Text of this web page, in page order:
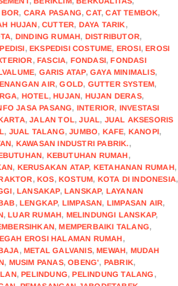
BOR, CARA PASANG,CAT,CAT TEMBOK,
HUJAN,CUTTER, DAYA TARIK,
, DINDING RUMAH, DISTRIBUTOR,
,EKSPEDISI COSTUME, EROSI,EROSI
,FASCIA, FONDASI,FONDASI
, GARIS ATAP,GAYA MINIMALIS,
AIR,GOLD, GUTTER SYSTEM,
, HOTEL,HUJAN, HUJAN DERAS,
JASA PASANG, INTERIOR, INVESTASI
,JALAN TOL,JUAL, JUAL AKSESORIS
, JUAL TALANG,JUMBO, KAFE, KANOPI,
, KAWASAN INDUSTRI PABRIK.,
, KEBUTUHAN RUMAH,
, KERUSAKAN ATAP, KETAHANAN RUMAH,
,KOS,KOSTUM, KOTA DI INDONESIA,
,LANSAKAP,LANSKAP, LAYANAN
,LENGKAP, LIMPASAN, LIMPASAN AIR,
,LUAR RUMAH, MELINDUNGI LANSKAP,
,MEMPERBAIKI TALANG,
EROSI HALAMAN RUMAH,
,METAL GALVANIS,MEWAH, MUDAH
, MUSIM PANAS,OBENG', PABRIK,
,PELINDUNG,PELINDUNG TALANG ,